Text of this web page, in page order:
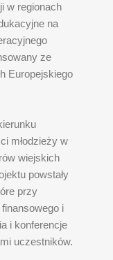
w regionach
na
ze
Europejskiego
młodzieży w
wiejskich
powstały
przy
i
i konferencje
uczestników.